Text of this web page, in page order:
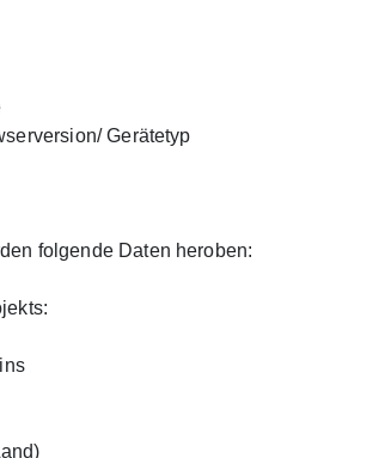
Gerätetyp
folgende Daten heroben: